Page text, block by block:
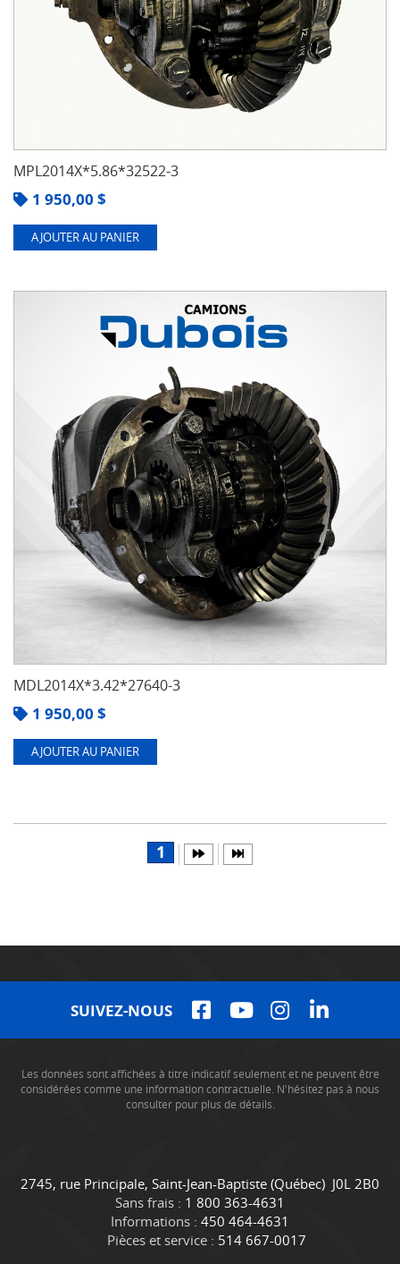
MPL2014X*5.86*32522-3
1 950,00 $
AJOUTER AU PANIER
MDL2014X*3.42*27640-3
1 950,00 $
AJOUTER AU PANIER
1
SUIVEZ-NOUS
Les données sont affichées à titre indicatif seulement et ne peuvent être
considérées comme une information contractuelle. N'hésitez pas à nous
consulter pour plus de détails.
C
o
n
t
C
a
m
i
2745, rue Principale, Saint-Jean-Baptiste (Québec) J0L 2B0
Sans frais : 1 800 363-4631
Informations : 450 464-4631
Pièces et service : 514 667-0017